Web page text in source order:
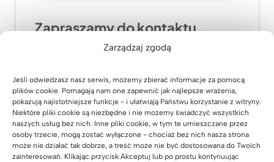
Zarządzaj zgodą
Jeśli odwiedzasz nasz serwis, możemy zbierać informacje za pomocą
plików cookie. Pomagają nam one zapewnić jak najlepsze wrażenia,
pokazują najistotniejsze funkcje - i ułatwiają Państwu korzystanie z witryny.
Niektóre pliki cookie są niezbędne i nie możemy świadczyć wszystkich
naszych usług bez nich. Inne pliki cookie, w tym te umieszczane przez
osoby trzecie, mogą zostać wyłączone - chociaż bez nich nasza strona
może nie działać tak dobrze, a treść może nie być dostosowana do Twoich
zainteresowań. Klikając przycisk Akceptuj lub po prostu kontynuując
Zapraszamy do kontaktu
Chętnie pomożemy dobrać odpowiedni
przygotujemy indywidualną wycenę.